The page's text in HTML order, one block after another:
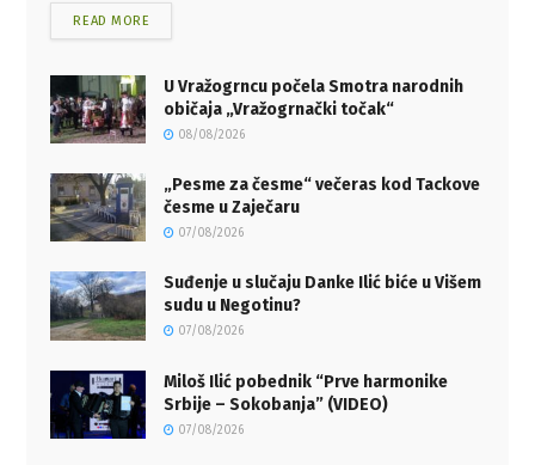
READ MORE
U Vražogrncu počela Smotra narodnih
običaja „Vražogrnački točak“
08/08/2026
„Pesme za česme“ večeras kod Tackove
česme u Zaječaru
07/08/2026
Suđenje u slučaju Danke Ilić biće u Višem
sudu u Negotinu?
07/08/2026
Miloš Ilić pobednik “Prve harmonike
Srbije – Sokobanja” (VIDEO)
07/08/2026